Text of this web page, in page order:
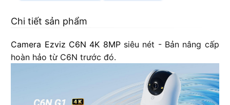
Chi tiết sản phẩm
Camera Ezviz C6N 4K 8MPsiêu nét - Bản nâng cấp
hoàn hảo từ C6N trước đó.